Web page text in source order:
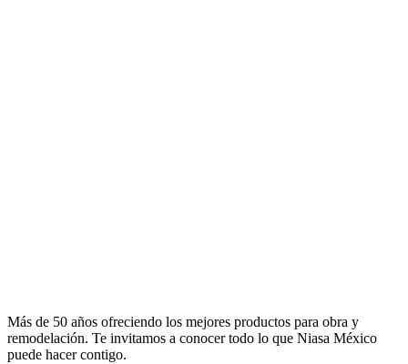
Más de 50 años ofreciendo los mejores productos para obra y
remodelación. Te invitamos a conocer todo lo que Niasa México
puede hacer contigo.